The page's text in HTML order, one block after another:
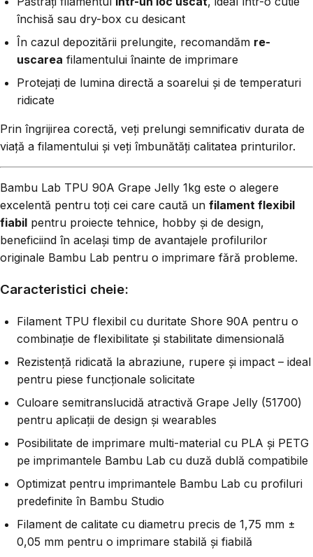
închisă sau dry-box cu desicant
În cazul depozitării prelungite, recomandăm re-
uscarea filamentului înainte de imprimare
Protejați de lumina directă a soarelui și de temperaturi
ridicate
Prin îngrijirea corectă, veți prelungi semnificativ durata de
viață a filamentului și veți îmbunătăți calitatea printurilor.
Bambu Lab TPU 90A Grape Jelly 1kg este o alegere
excelentă pentru toți cei care caută un filament flexibil
fiabil pentru proiecte tehnice, hobby și de design,
beneficiind în același timp de avantajele profilurilor
originale Bambu Lab pentru o imprimare fără probleme.
Caracteristici cheie:
Filament TPU flexibil cu duritate Shore 90A pentru o
combinație de flexibilitate și stabilitate dimensională
Rezistență ridicată la abraziune, rupere și impact – ideal
pentru piese funcționale solicitate
Culoare semitranslucidă atractivă Grape Jelly (51700)
pentru aplicații de design și wearables
Posibilitate de imprimare multi-material cu PLA și PETG
pe imprimantele Bambu Lab cu duză dublă compatibile
Optimizat pentru imprimantele Bambu Lab cu profiluri
predefinite în Bambu Studio
Filament de calitate cu diametru precis de 1,75 mm ±
0,05 mm pentru o imprimare stabilă și fiabilă